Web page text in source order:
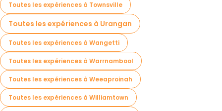
Toutes les expériences à Townsville
Toutes les expériences à Urangan
Toutes les expériences à Wangetti
Toutes les expériences à Warrnambool
Toutes les expériences à Weeaproinah
Toutes les expériences à Williamtown